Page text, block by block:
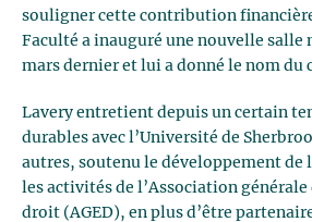
souligner cette contribution
Faculté a inauguré une nouvelle salle
mars dernier et lui a donné le nom du
Lavery entretient depuis un certain
durables avec l’Université de
autres, soutenu le développement de
les activités de l’Association générale
droit (AGED), en plus d’être